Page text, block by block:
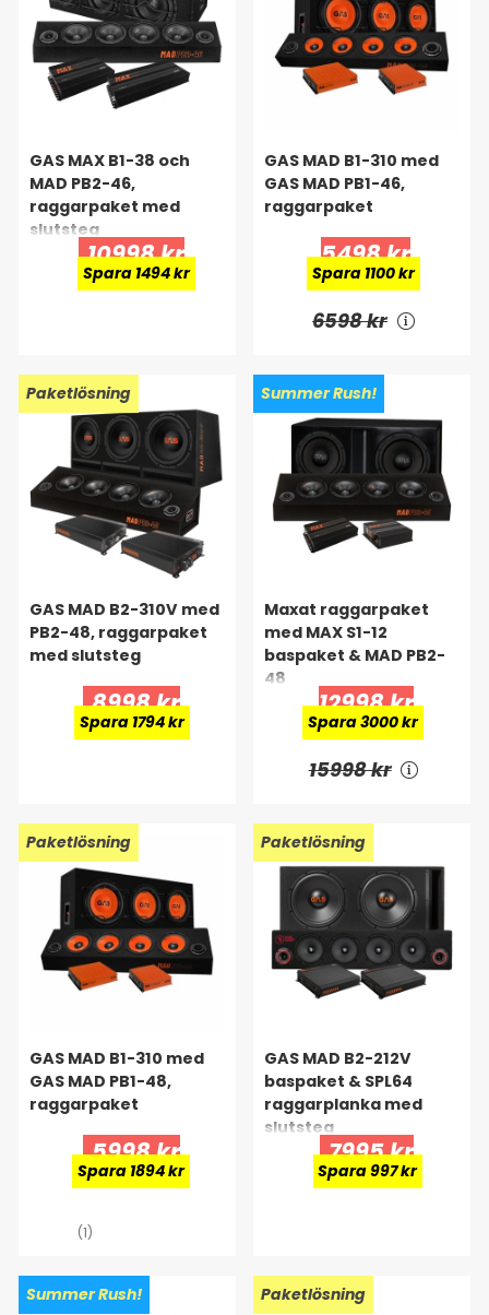
GAS MAX B1-38 och
MAD PB2-46,
raggarpaket med
slutsteg
10998 kr
Spara 1494 kr
GAS MAD B1-310 med
GAS MAD PB1-46,
raggarpaket
5498 kr
Spara 1100 kr
6598 kr
Paketlösning
GAS MAD B2-310V med
PB2-48, raggarpaket
med slutsteg
8998 kr
Spara 1794 kr
Summer Rush!
Maxat raggarpaket
med MAX S1-12
baspaket & MAD PB2-
48
12998 kr
Spara 3000 kr
15998 kr
Paketlösning
GAS MAD B1-310 med
GAS MAD PB1-48,
raggarpaket
5998 kr
Spara 1894 kr
(1)
Paketlösning
GAS MAD B2-212V
baspaket & SPL64
raggarplanka med
slutsteg
7995 kr
Spara 997 kr
Summer Rush! Paketlösning